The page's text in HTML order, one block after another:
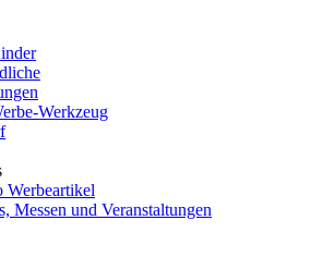
Werkzeug
Messen und Veranstaltungen